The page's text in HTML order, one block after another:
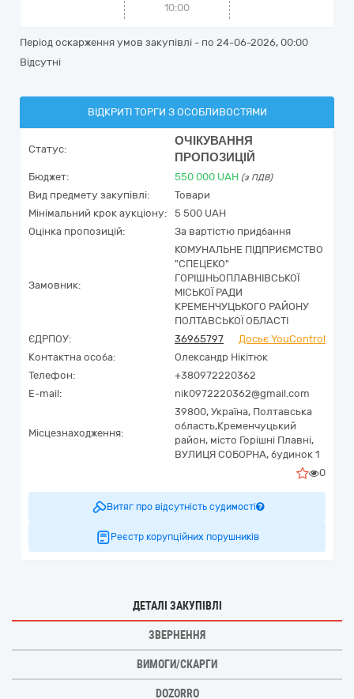
10:00
Період оскарження умов закупівлі - по 24-06-2026, 00:00
Відсутні
ВІДКРИТІ ТОРГИ З ОСОБЛИВОСТЯМИ
Статус:
ОЧІКУВАННЯ
ПРОПОЗИЦІЙ
Бюджет: 550 000 UAH (з ПДВ)
Вид предмету закупівлі:
Товари
Мінімальний крок аукціону:
5 500 UAH
Оцінка пропозицій:
За вартістю придбання
Замовник:
КОМУНАЛЬНЕ ПІДПРИЄМСТВО
"СПЕЦЕКО"
ГОРІШНЬОПЛАВНІВСЬКОЇ
МІСЬКОЇ РАДИ
КРЕМЕНЧУЦЬКОГО РАЙОНУ
ПОЛТАВСЬКОЇ ОБЛАСТІ
ЄДРПОУ:
36965797
Досьє YouControl
Контактна особа:
Олександр Нікітюк
Телефон:
+380972220362
E-mail:
nik0972220362@gmail.com
Місцезнаходження:
39800, Україна, Полтавська
область,Кременчуцький
район, місто Горішні Плавні,
ВУЛИЦЯ СОБОРНА, будинок 1
0
Витяг про відсутність судимості
Реєстр корупційних порушників
ДЕТАЛІ ЗАКУПІВЛІ
ЗВЕРНЕННЯ
ВИМОГИ/СКАРГИ
DOZORRO